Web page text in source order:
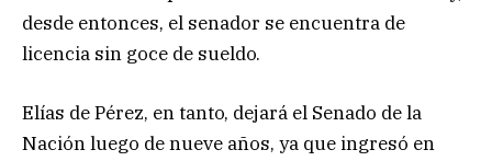
desde entonces, el senador se encuentra de
licencia sin goce de sueldo.
Elías de Pérez, en tanto, dejará el Senado de la
Nación luego de nueve años, ya que ingresó en